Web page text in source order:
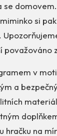
se
si
považováno
v
a
hračku na